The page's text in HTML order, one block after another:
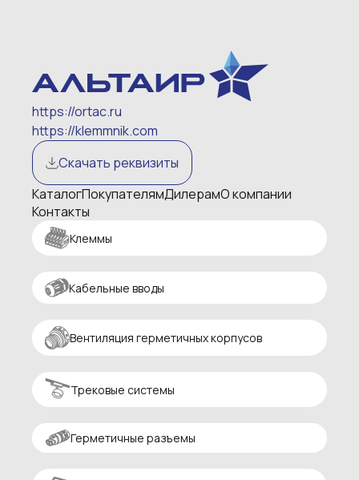
https://ortac.ru
https://klemmnik.com
Скачать реквизиты
КаталогПокупателямДилерамО компании
Контакты
Клеммы
Кабельные вводы
Вентиляция герметичных корпусов
Трековые системы
Герметичные разъемы